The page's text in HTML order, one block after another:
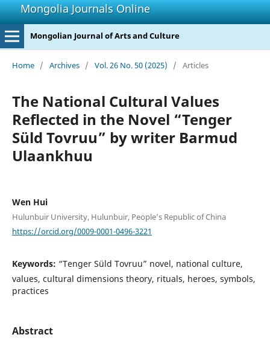
Mongolia Journals Online
Mongolian Journal of Arts and Culture
Home / Archives / Vol. 26 No. 50 (2025) / Articles
The National Cultural Values
Reflected in the Novel “Tenger
Süld Tovruu” by writer Barmud
Ulaankhuu
Wen Hui
Hulunbuir University, Hulunbuir, People’s Republic of China
https://orcid.org/0009-0001-0496-3221
Keywords: “Tenger Süld Tovruu” novel, national culture,
values, cultural dimensions theory, rituals, heroes, symbols,
practices
Abstract